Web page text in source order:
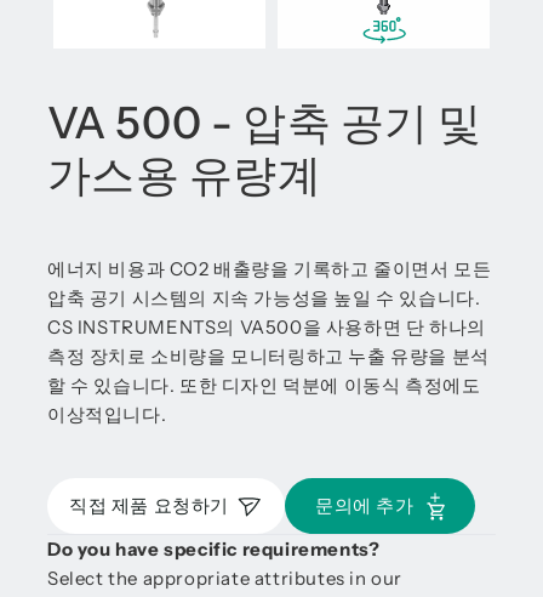
VA 500 - 압축 공기 및
가스용 유량계
에너지 비용과 CO2 배출량을 기록하고 줄이면서 모든
압축 공기 시스템의 지속 가능성을 높일 수 있습니다.
CS INSTRUMENTS의 VA500을 사용하면 단 하나의
측정 장치로 소비량을 모니터링하고 누출 유량을 분석
할 수 있습니다. 또한 디자인 덕분에 이동식 측정에도
이상적입니다.
직접 제품 요청하기
문의에 추가
Do you have specific requirements?
Select the appropriate attributes in our